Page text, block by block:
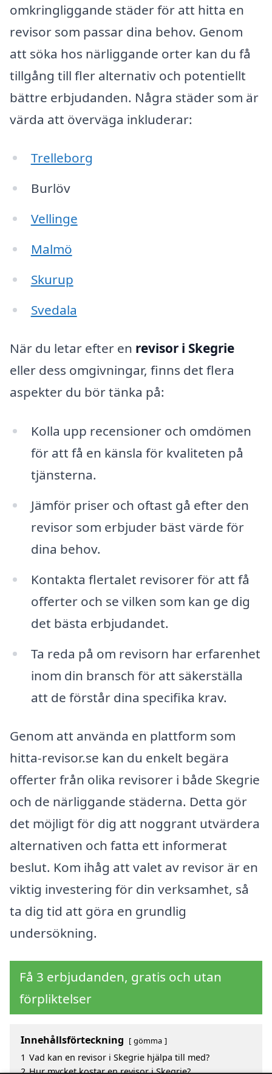
omkringliggande städer för att hitta en
revisor som passar dina behov. Genom
att söka hos närliggande orter kan du få
tillgång till fler alternativ och potentiellt
bättre erbjudanden. Några städer som är
värda att överväga inkluderar:
Trelleborg
Burlöv
Vellinge
Malmö
Skurup
Svedala
När du letar efter en revisor i Skegrie
eller dess omgivningar, finns det flera
aspekter du bör tänka på:
Kolla upp recensioner och omdömen
för att få en känsla för kvaliteten på
tjänsterna.
Jämför priser och oftast gå efter den
revisor som erbjuder bäst värde för
dina behov.
Kontakta flertalet revisorer för att få
offerter och se vilken som kan ge dig
det bästa erbjudandet.
Ta reda på om revisorn har erfarenhet
inom din bransch för att säkerställa
att de förstår dina specifika krav.
Genom att använda en plattform som
hitta-revisor.se kan du enkelt begära
offerter från olika revisorer i både Skegrie
och de närliggande städerna. Detta gör
det möjligt för dig att noggrant utvärdera
alternativen och fatta ett informerat
beslut. Kom ihåg att valet av revisor är en
viktig investering för din verksamhet, så
ta dig tid att göra en grundlig
undersökning.
Få 3 erbjudanden, gratis och utan
förpliktelser
Innehållsförteckning gömma
1 Vad kan en revisor i Skegrie hjälpa till med?
2 Hur mycket kostar en revisor i Skegrie?